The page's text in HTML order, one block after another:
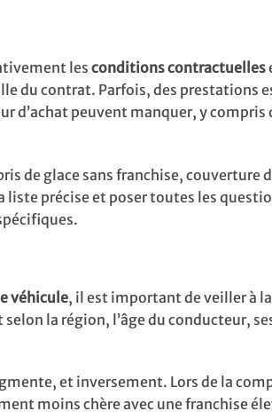
les conditions contractuelles
du contrat. Parfois, des prestations
d’achat peuvent manquer, y compris
de glace sans franchise, couverture
précise et poser toutes les
véhicule, il est important de veiller à
la région, l’âge du conducteur,
et inversement. Lors de la
moins chère avec une franchise